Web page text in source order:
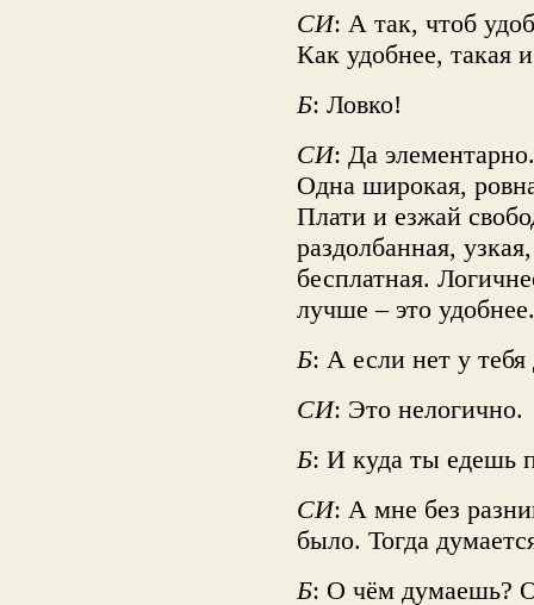
СИ: А так, чтоб
Как удобнее, такая
Б: Ловко!
СИ: Да
Одна широкая,
Плати и езжай
раздолбанная,
бесплатная.
лучше – это удобнее.
Б: А если нет у тебя
СИ: Это нелогично.
Б: И куда ты едешь
СИ: А мне без
было. Тогда
Б: О чём думаешь?